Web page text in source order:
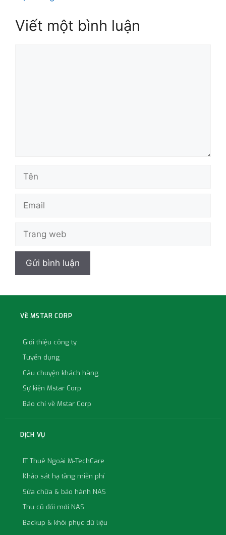
Viết một bình luận
VỀ MSTAR CORP
Giới thiệu công ty
Tuyển dụng
Câu chuyện khách hàng
Sự kiện Mstar Corp
Báo chí về Mstar Corp
DỊCH VỤ
IT Thuê Ngoài M-TechCare
Khảo sát hạ tầng miễn phí
Sửa chữa & bảo hành NAS
Thu cũ đổi mới NAS
Backup & khôi phục dữ liệu